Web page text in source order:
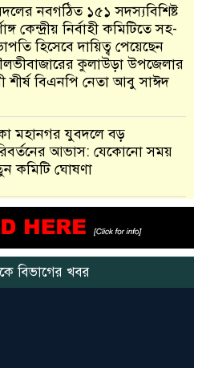
নবগঠিত ১৫১ সদস্যবিশিষ্ট
কেন্দ্রীয় নির্বাহী কমিটিতে সহ-
হিসেবে দায়িত্ব পেয়েছেন
কুলাউড়া উপজেলার
শীর্ষ বিএনপি নেতা আবু সাঈদ
মহানগর যুবদলে বড়
আভাস: যেকোনো সময়
কমিটি ঘোষণা
উপকার হয় : প্রধানমন্ত্রী
বিভাগের খবর